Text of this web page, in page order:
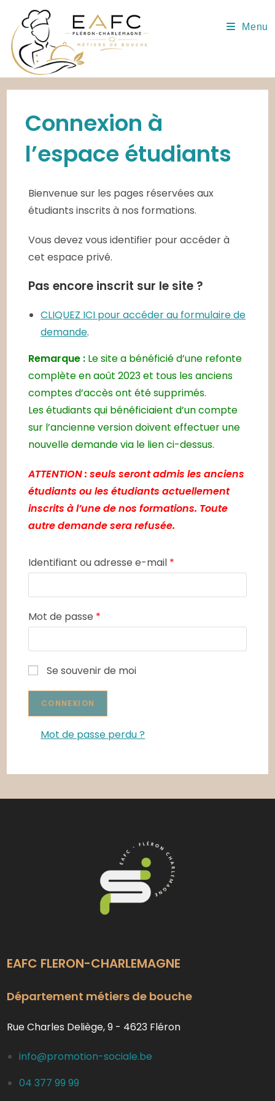
content
Menu
Connexion à
l’espace étudiants
Bienvenue sur les pages réservées aux
étudiants inscrits à nos formations.
Vous devez vous identifier pour accéder à
cet espace privé.
Pas encore inscrit sur le site ?
CLIQUEZ ICI pour accéder au formulaire de
demande.
Remarque : Le site a bénéficié d’une refonte
complète en août 2023 et tous les anciens
comptes d’accès ont été supprimés.
Les étudiants qui bénéficiaient d’un compte
sur l’ancienne version doivent effectuer une
nouvelle demande via le lien ci-dessus.
ATTENTION : seuls seront admis les anciens
étudiants ou les étudiants actuellement
inscrits à l’une de nos formations. Toute
autre demande sera refusée.
Identifiant ou adresse e-mail *
Mot de passe *
Se souvenir de moi
Mot de passe perdu ?
EAFC FLERON-CHARLEMAGNE
Département métiers de bouche
Rue Charles Deliège, 9 - 4623 Fléron
info@promotion-sociale.be
04 377 99 99